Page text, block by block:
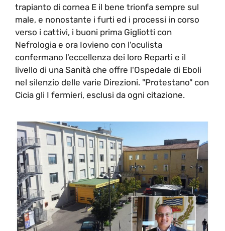
trapianto di cornea E il bene trionfa sempre sul
male, e nonostante i furti ed i processi in corso
verso i cattivi, i buoni prima Gigliotti con
Nefrologia e ora Iovieno con l'oculista
confermano l'eccellenza dei loro Reparti e il
livello di una Sanità che offre l'Ospedale di Eboli
nel silenzio delle varie Direzioni. "Protestano" con
Cicia gli I fermieri, esclusi da ogni citazione.